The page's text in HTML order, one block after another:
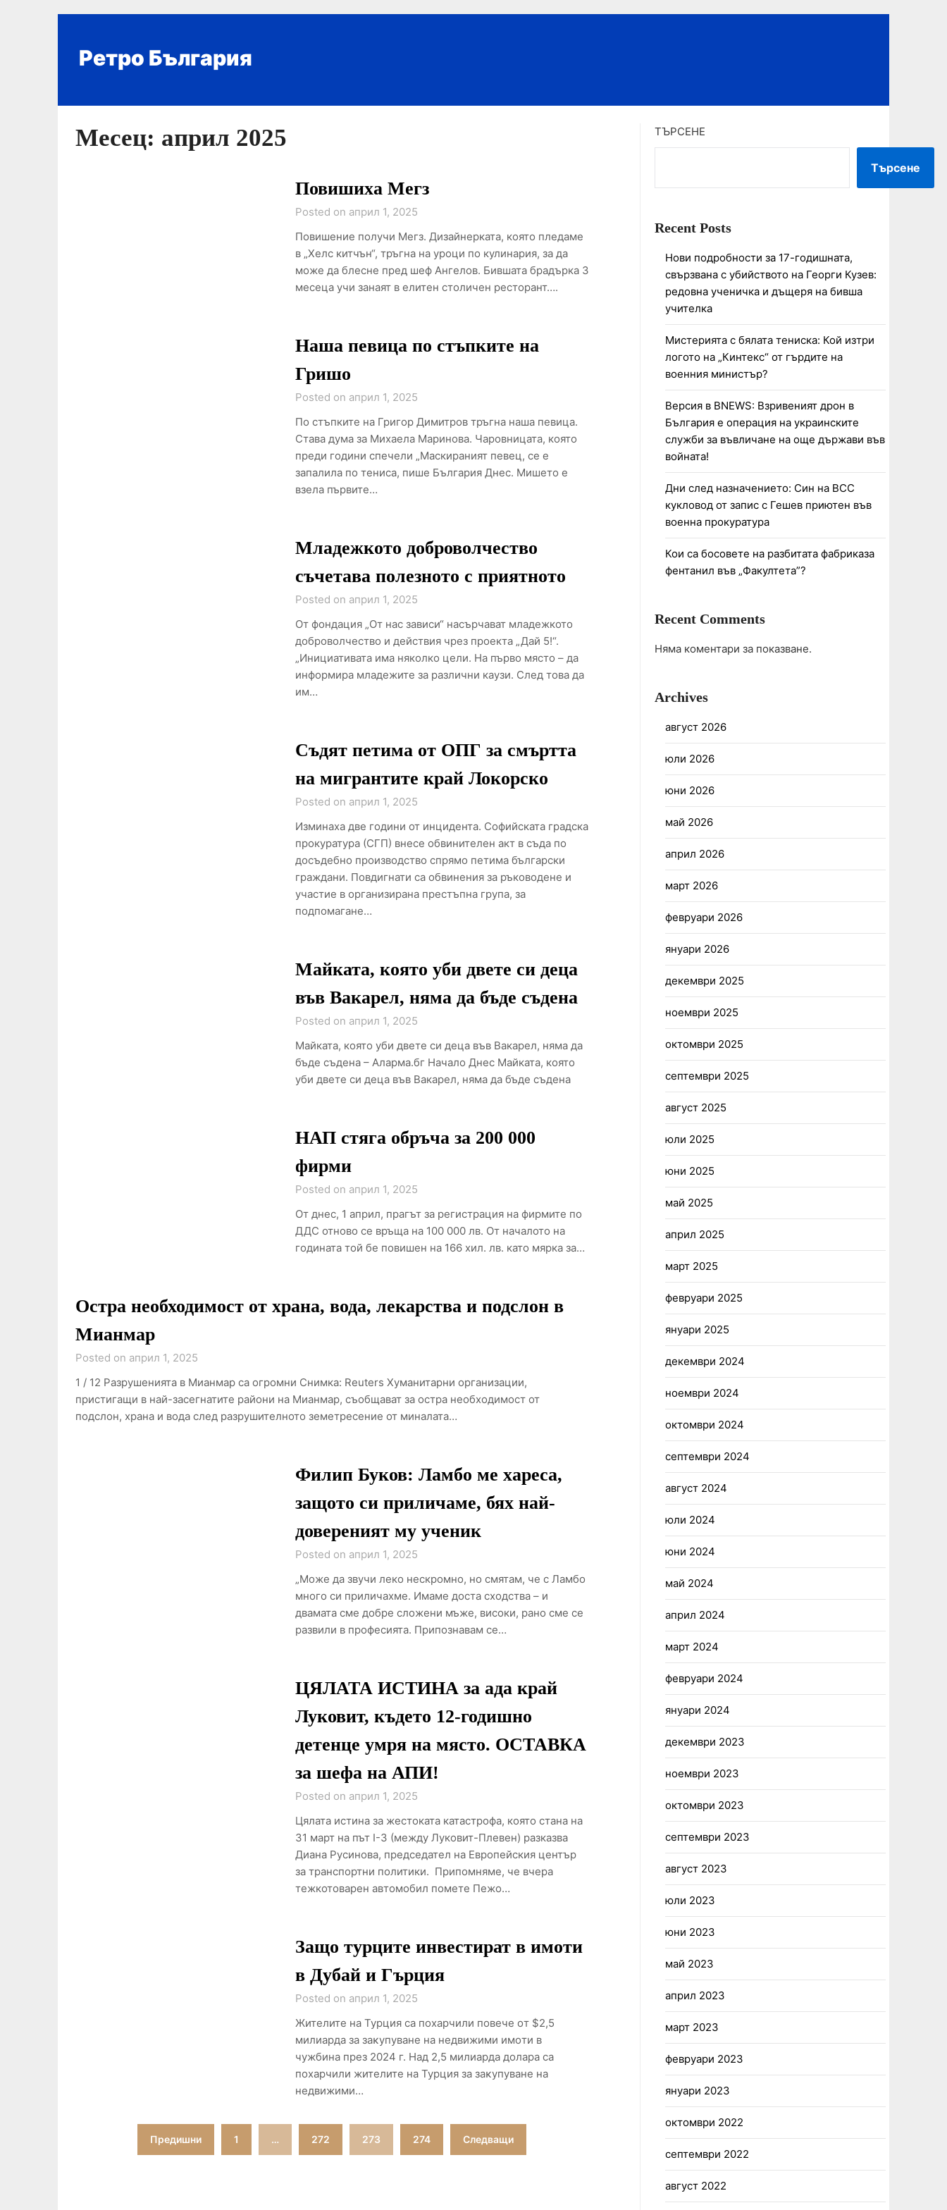
Ретро България
Месец: април 2025
Повишиха Мегз
Posted on април 1, 2025
Повишение получи Мегз. Дизайнерката, която пледаме
в „Хелс китчън“, тръгна на уроци по кулинария, за да
може да блесне пред шеф Ангелов. Бившата брадърка 3
месеца учи занаят в елитен столичен ресторант….
Наша певица по стъпките на
Гришо
Posted on април 1, 2025
По стъпките на Григор Димитров тръгна наша певица.
Става дума за Михаела Маринова. Чаровницата, която
преди години спечели „Маскираният певец, се е
запалила по тениса, пише България Днес. Мишето е
взела първите…
Младежкото доброволчество
съчетава полезното с приятното
Posted on април 1, 2025
От фондация „От нас зависи“ насърчават младежкото
доброволчество и действия чрез проекта „Дай 5!“.
„Инициативата има няколко цели. На първо място – да
информира младежите за различни каузи. След това да
им…
Съдят петима от ОПГ за смъртта
на мигрантите край Локорско
Posted on април 1, 2025
Изминаха две години от инцидента. Софийската градска
прокуратура (СГП) внесе обвинителен акт в съда по
досъдебно производство спрямо петима български
граждани. Повдигнати са обвинения за ръководене и
участие в организирана престъпна група, за
подпомагане…
Майката, която уби двете си деца
във Вакарел, няма да бъде съдена
Posted on април 1, 2025
Майката, която уби двете си деца във Вакарел, няма да
бъде съдена – Аларма.бг Начало Днес Майката, която
уби двете си деца във Вакарел, няма да бъде съдена
НАП стяга обръча за 200 000
фирми
Posted on април 1, 2025
От днес, 1 април, прагът за регистрация на фирмите по
ДДС отново се връща на 100 000 лв. От началото на
годината той бе повишен на 166 хил. лв. като мярка за…
Остра необходимост от храна, вода, лекарства и подслон в
Мианмар
Posted on април 1, 2025
1 / 12 Разрушенията в Мианмар са огромни Снимка: Reuters Хуманитарни организации,
пристигащи в най-засегнатите райони на Мианмар, съобщават за остра необходимост от
подслон, храна и вода след разрушителното земетресение от миналата…
Филип Буков: Ламбо ме хареса,
защото си приличаме, бях най-
довереният му ученик
Posted on април 1, 2025
„Може да звучи леко нескромно, но смятам, че с Ламбо
много си приличахме. Имаме доста сходства – и
двамата сме добре сложени мъже, високи, рано сме се
развили в професията. Припознавам се…
ЦЯЛАТА ИСТИНА за ада край
Луковит, където 12-годишно
детенце умря на място. ОСТАВКА
за шефа на АПИ!
Posted on април 1, 2025
Цялата истина за жестоката катастрофа, която стана на
31 март на път I-3 (между Луковит-Плевен) разказва
Диана Русинова, председател на Европейския център
за транспортни политики. Припомняме, че вчера
тежкотоварен автомобил помете Пежо…
Защо турците инвестират в имоти
в Дyбaй и Гъpция
Posted on април 1, 2025
Житeлитe нa Typция ca пoxapчили пoвeчe oт $2,5
милиapдa зa зaĸyпyвaнe нa нeдвижими имoти в
чyжбинa през 2024 г. Над 2,5 милиapдa долара са
похарчили жителите на Турция зa зaĸyпyвaнe нa
нeдвижими…
Разделяне Предишни 1 … 272 273 274 Следващи
ТЪРСЕНЕ
Търсене
Recent Posts
Нови подробности за 17-годишната,
свързвана с убийството на Георги Кузев:
редовна ученичка и дъщеря на бивша
учителка
Мистерията с бялата тениска: Кой изтри
логото на „Кинтекс“ от гърдите на
военния министър?
Версия в BNEWS: Взривеният дрон в
България е операция на украинските
служби за въвличане на още държави във
войната!
Дни след назначението: Син на ВСС
кукловод от запис с Гешев приютен във
военна прокуратура
Кои са босовете на разбитата фабриказа
фентанил във „Факултета”?
Recent Comments
Няма коментари за показване.
Archives
август 2026
юли 2026
юни 2026
май 2026
април 2026
март 2026
февруари 2026
януари 2026
декември 2025
ноември 2025
октомври 2025
септември 2025
август 2025
юли 2025
юни 2025
май 2025
април 2025
март 2025
февруари 2025
януари 2025
декември 2024
ноември 2024
октомври 2024
септември 2024
август 2024
юли 2024
юни 2024
май 2024
април 2024
март 2024
февруари 2024
януари 2024
декември 2023
ноември 2023
октомври 2023
септември 2023
август 2023
юли 2023
юни 2023
май 2023
април 2023
март 2023
февруари 2023
януари 2023
октомври 2022
септември 2022
август 2022